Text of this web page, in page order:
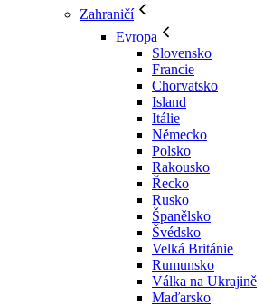
Zahraničí
Evropa
Slovensko
Francie
Chorvatsko
Island
Itálie
Německo
Polsko
Rakousko
Řecko
Rusko
Španělsko
Švédsko
Velká Británie
Rumunsko
Válka na Ukrajině
Maďarsko